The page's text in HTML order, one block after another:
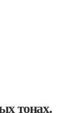
тонах.